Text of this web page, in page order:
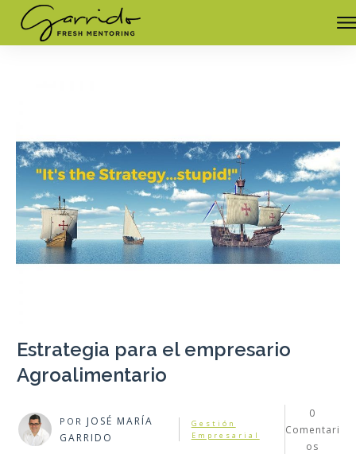
Estrategia para el empresario
Agroalimentario
POR JOSÉ MARÍA
GARRIDO
Gestión
Empresarial
0
Comentari
os